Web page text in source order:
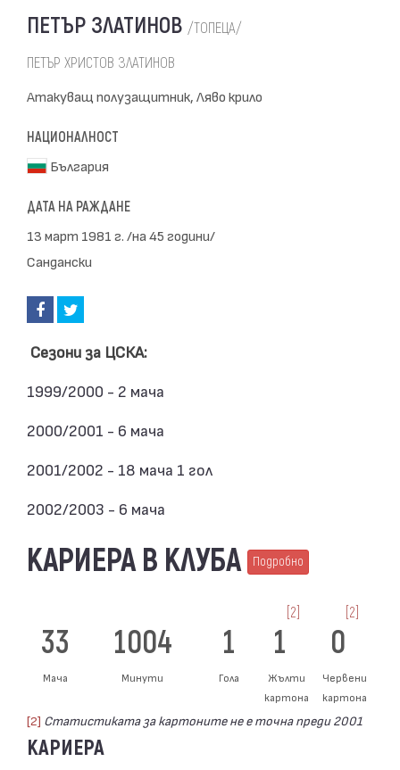
ПЕТЪР ЗЛАТИНОВ /ТОПЕЦА/
ПЕТЪР ХРИСТОВ ЗЛАТИНОВ
Атакуващ полузащитник, Ляво крило
НАЦИОНАЛНОСТ
България
ДАТА НА РАЖДАНЕ
13 март 1981 г. /на 45 години/
Сандански
Сезони за ЦСКА:
1999/2000 - 2 мача
2000/2001 - 6 мача
2001/2002 - 18 мача 1 гол
2002/2003 - 6 мача
КАРИЕРА В КЛУБА Подробно
33
Мача
1004
Минути
1
Гола
1
[2]
Жълти
картона
0
[2]
Червени
картона
[2] Статистиката за картоните не е точна преди 2001
КАРИЕРА